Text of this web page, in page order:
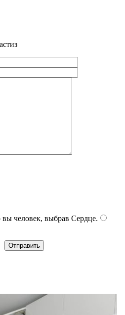
человек, выбрав Сердце.